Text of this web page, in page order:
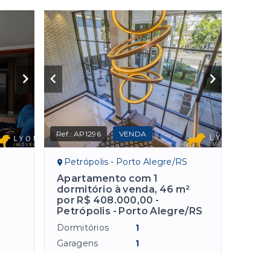
Ref.:AP1296 VENDA
Petrópolis - Porto Alegre/RS
Apartamento com 1
dormitório à venda, 46 m²
por R$ 408.000,00 -
Petrópolis - Porto Alegre/RS
Dormitórios
1
Garagens
1